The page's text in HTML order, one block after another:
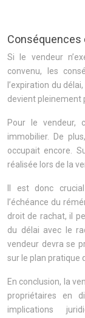
Conséquences
Si le vendeur
convenu, les
l’expiration du
devient pleinement
Pour le vendeur,
immobilier. De
occupait encore.
réalisée lors de la
Il est donc
l’échéance du
droit de rachat, il
du délai avec le
vendeur devra se
sur le plan pratique
En conclusion, la
propriétaires en
implications